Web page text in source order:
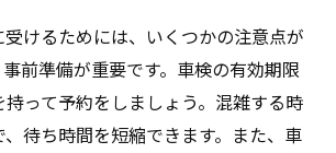
けるためには、いくつかの注意点が
前準備が重要です。車検の有効期限
って予約をしましょう。混雑する時
待ち時間を短縮できます。また、車